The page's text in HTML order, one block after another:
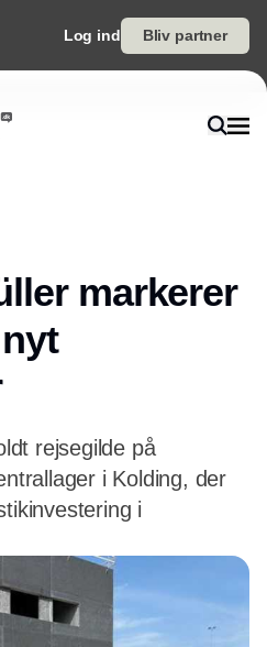
Log ind Bliv partner
markerer
rejsegilde på
i Kolding, der
i